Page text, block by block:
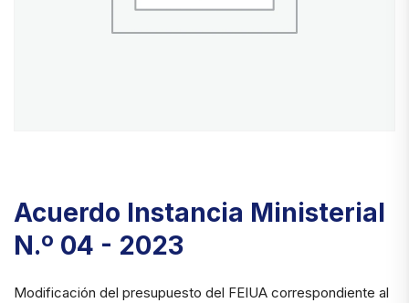
Acuerdo Instancia Ministerial
N.º 04 - 2023
Modificación del presupuesto del FEIUA correspondiente al